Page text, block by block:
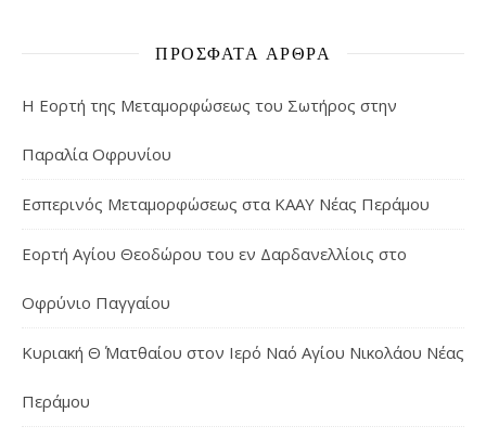
ΠΡΌΣΦΑΤΑ ΆΡΘΡΑ
Η Εορτή της Μεταμορφώσεως του Σωτήρος στην
Παραλία Οφρυνίου
Εσπερινός Μεταμορφώσεως στα ΚΑΑΥ Νέας Περάμου
Εορτή Αγίου Θεοδώρου του εν Δαρδανελλίοις στο
Οφρύνιο Παγγαίου
Κυριακή Θ΄ Ματθαίου στον Ιερό Ναό Αγίου Νικολάου Νέας
Περάμου